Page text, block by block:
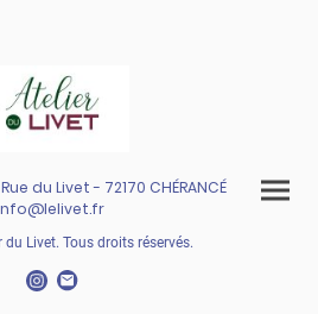
Rue du Livet - 72170 CHÉRANCÉ
Livet. Tous droits réservés.